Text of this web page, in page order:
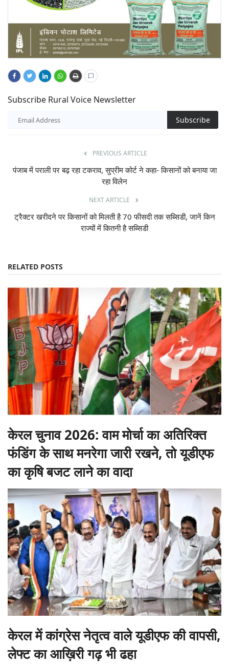
Subscribe Rural Voice Newsletter
Subscribe
PREVIOUS ARTICLE
पंजाब में पराली पर बढ़ रहा टकराव, सुप्रीम कोर्ट ने कहा- किसानों को बनाया जा
रहा विलेन
NEXT ARTICLE
ट्रैक्टर खरीदने पर किसानों को मिलती है 70 फीसदी तक सब्सिडी, जानें किन
राज्यों में कितनी है सब्सिडी
RELATED POSTS
केरल चुनाव 2026: वाम मोर्चा का अतिरिक्त
फंडिंग के साथ मनरेगा जारी रखने, तो यूडीएफ
का कृषि बजट लाने का वादा
केरल में कांग्रेस नेतृत्व वाले यूडीएफ की वापसी,
लेफ्ट का आख़िरी गढ़ भी ढहा